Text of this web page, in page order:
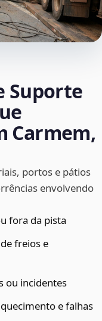
Suporte
Carmem,
portos e pátios
envolvendo
fora da pista
freios e
ou incidentes
e falhas